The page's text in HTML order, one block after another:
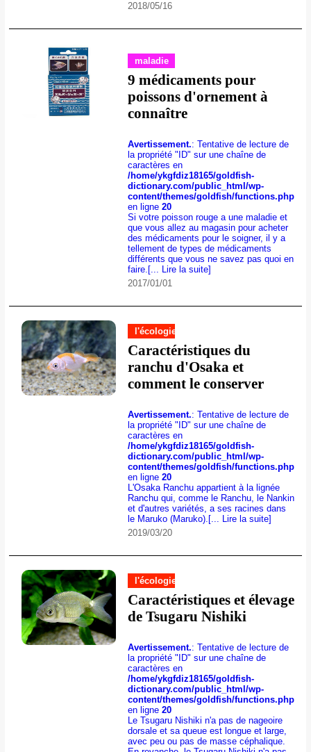
2018/05/16
maladie
9 médicaments pour
poissons d'ornement à
connaître
Avertissement.: Tentative de lecture de
la propriété "ID" sur une chaîne de
caractères en
/home/ykgfdiz18165/goldfish-
dictionary.com/public_html/wp-
content/themes/goldfish/functions.php
en ligne20
Si votre poisson rouge a une maladie et
que vous allez au magasin pour acheter
des médicaments pour le soigner, il y a
tellement de types de médicaments
différents que vous ne savez pas quoi en
faire. [... Lire la suite]
2017/01/01
l'écologie
Caractéristiques du
ranchu d'Osaka et
comment le conserver
Avertissement.: Tentative de lecture de
la propriété "ID" sur une chaîne de
caractères en
/home/ykgfdiz18165/goldfish-
dictionary.com/public_html/wp-
content/themes/goldfish/functions.php
en ligne20
L'Osaka Ranchu appartient à la lignée
Ranchu qui, comme le Ranchu, le Nankin
et d'autres variétés, a ses racines dans
le Maruko (Maruko). [... Lire la suite]
2019/03/20
l'écologie
Caractéristiques et élevage
de Tsugaru Nishiki
Avertissement.: Tentative de lecture de
la propriété "ID" sur une chaîne de
caractères en
/home/ykgfdiz18165/goldfish-
dictionary.com/public_html/wp-
content/themes/goldfish/functions.php
en ligne20
Le Tsugaru Nishiki n'a pas de nageoire
dorsale et sa queue est longue et large,
avec peu ou pas de masse céphalique.